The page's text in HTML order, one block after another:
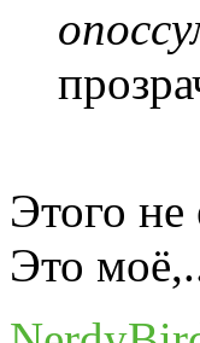
Этого не
Это